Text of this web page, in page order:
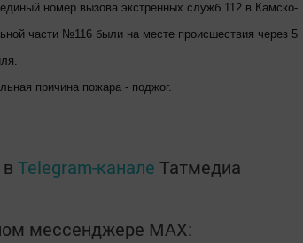
номер вызова экстренных служб 112 в Камско-
части №116 были на месте происшествия через 5
причина пожара - поджог.
Telegram-канале Татмедиа
мессенджере MАХ: